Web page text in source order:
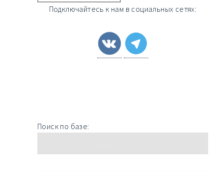
Подключайтесь к нам в социальных сетях:
Поиск по базе: